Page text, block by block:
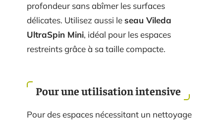
profondeur sans abîmer les surfaces
délicates. Utilisez aussi leseau Vileda
UltraSpin Mini, idéal pour les espaces
restreints grâce à sa taille compacte.
Pour une utilisation intensive
Pour des espaces nécessitant un nettoyage